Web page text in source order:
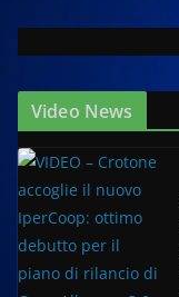
Video News